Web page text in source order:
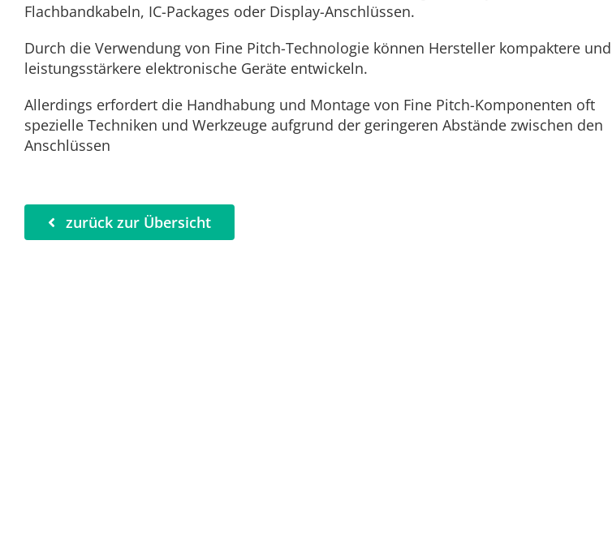
Flachbandkabeln, IC-Packages oder Display-Anschlüssen.
Durch die Verwendung von Fine Pitch-Technologie können Hersteller kompaktere und
leistungsstärkere elektronische Geräte entwickeln.
Allerdings erfordert die Handhabung und Montage von Fine Pitch-Komponenten oft
spezielle Techniken und Werkzeuge aufgrund der geringeren Abstände zwischen den
Anschlüssen
zurück zur Übersicht